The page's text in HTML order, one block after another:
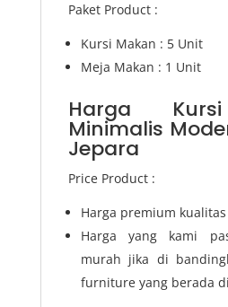
Paket Product :
Kursi Makan : 5 Unit
Meja Makan : 1 Unit
Harga
Minimalis
Jepara
Price Product :
Harga premium
Harga yang kami
murah jika di
furniture yang berada